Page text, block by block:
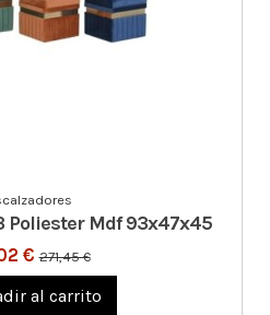
Poliester Mdf 93x47x45
€271,45 €
al carrito